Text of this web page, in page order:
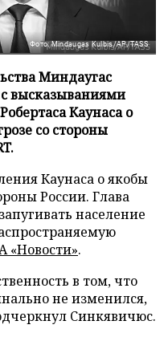
Фото: Mindaugas Kulbis/AP/TASS
Миндаугас
высказываниями
Каунаса о
со стороны
Каунаса о якобы
России. Глава
население
«Новости».
в том, что
не изменился,
Синкявичюс.